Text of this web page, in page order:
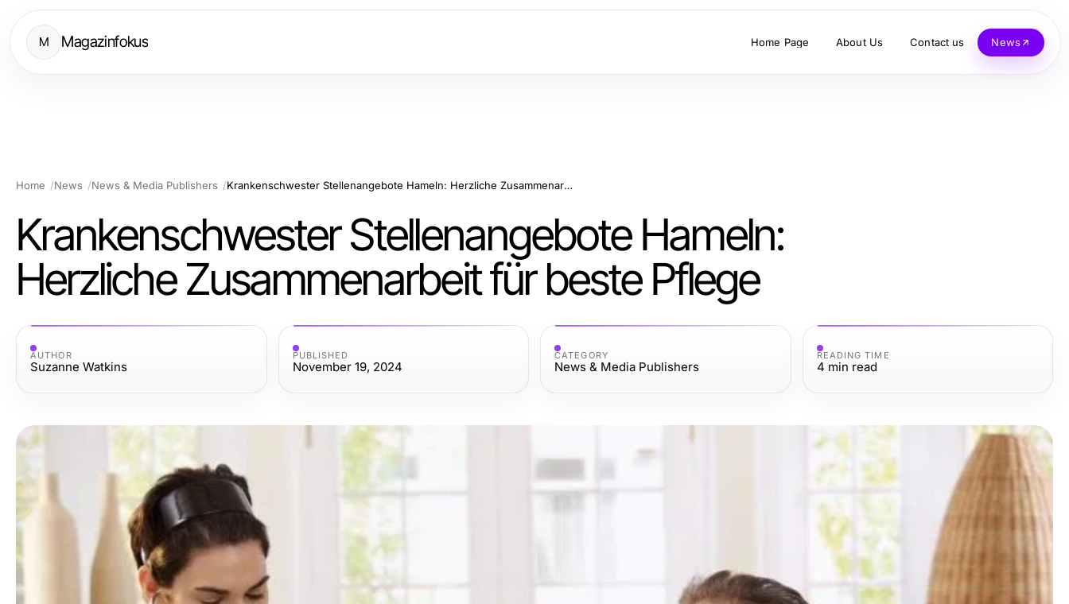
M Magazinfokus Home Page About Us Contact us News
Home News News & Media Publishers Krankenschwester Stellenangebote Hameln: Herzliche Zusammenarbeit für beste Pflege
Krankenschwester Stellenangebote Hameln:
Herzliche Zusammenarbeit für beste Pflege
AUTHOR
Suzanne Watkins
PUBLISHED
November 19, 2024
CATEGORY
News & Media Publishers
READING TIME
4 min read